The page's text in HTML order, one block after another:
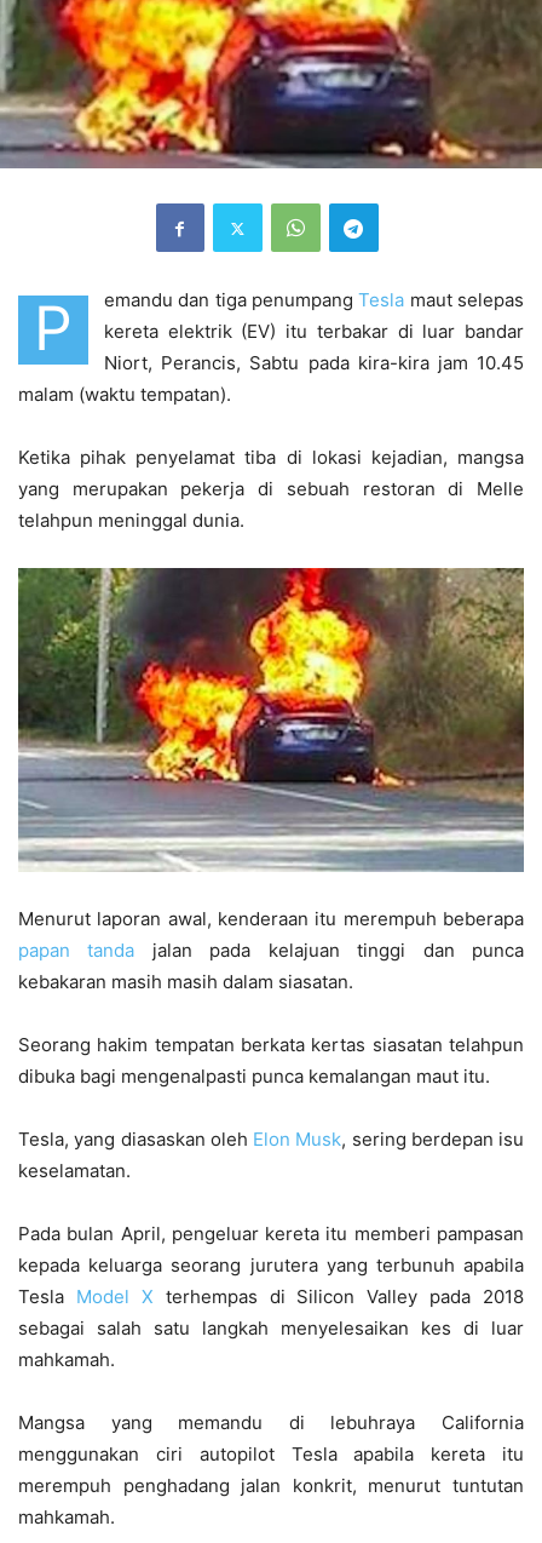
P emandu dan tiga penumpangTesla maut selepas
kereta elektrik (EV) itu terbakar di luar bandar
Niort, Perancis, Sabtu pada kira-kira jam 10.45
malam (waktu tempatan).
Ketika pihak penyelamat tiba di lokasi kejadian, mangsa
yang merupakan pekerja di sebuah restoran di Melle
telahpun meninggal dunia.
Menurut laporan awal, kenderaan itu merempuh beberapa
papan tanda jalan pada kelajuan tinggi dan punca
kebakaran masih masih dalam siasatan.
Seorang hakim tempatan berkata kertas siasatan telahpun
dibuka bagi mengenalpasti punca kemalangan maut itu.
Tesla, yang diasaskan oleh Elon Musk, sering berdepan isu
keselamatan.
Pada bulan April, pengeluar kereta itu memberi pampasan
kepada keluarga seorang jurutera yang terbunuh apabila
Tesla Model X terhempas di Silicon Valley pada 2018
sebagai salah satu langkah menyelesaikan kes di luar
mahkamah.
Mangsa yang memandu di lebuhraya California
menggunakan ciri autopilot Tesla apabila kereta itu
merempuh penghadang jalan konkrit, menurut tuntutan
mahkamah.